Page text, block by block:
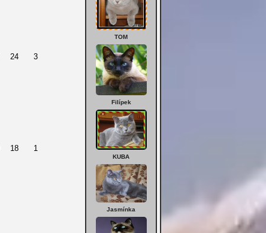
TOM
Filípek
KUBA
Jasmínka
24 3
18 1